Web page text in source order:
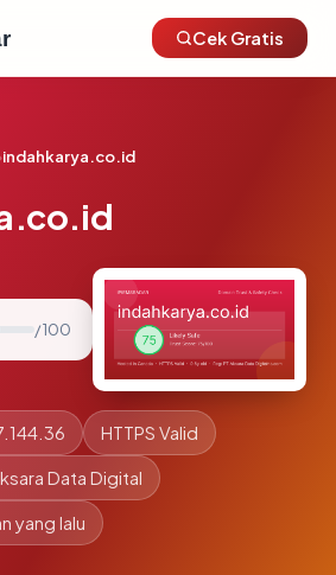
Cek Gratis
›indahkarya.co.id
/ 100
HTTPS Valid
Data Digital
yang lalu